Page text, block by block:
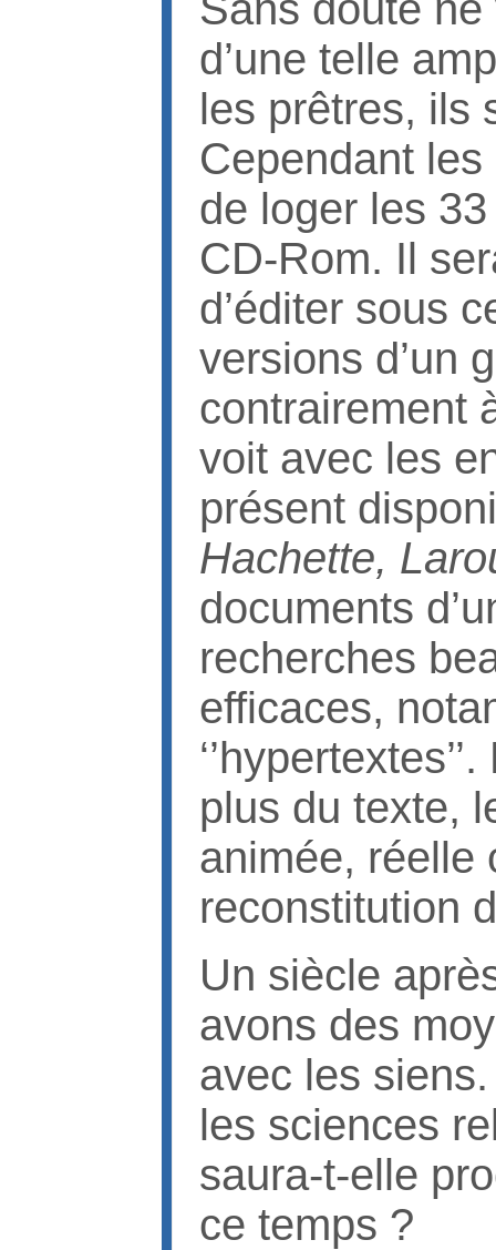
d’une telle
les prêtres, ils
Cependant
de loger les
CD-Rom. Il
d’éditer sous
versions d’un
contrairement
voit avec les
présent
Hachette,
documents
recherches
efficaces,
plus du texte,
animée, réelle
reconstitution
Un siècle
avons des
avec les
les sciences
saura-t-elle
ce temps ?